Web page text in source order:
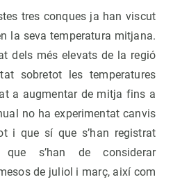
tres conques ja han viscut
la seva temperatura mitjana.
dels més elevats de la regió
sobretot les temperatures
a augmentar de mitja fins a
no ha experimentat canvis
i que sí que s’han registrat
s’han de considerar
de juliol i març, així com